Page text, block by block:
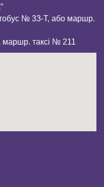
№ 33-Т, або маршр.
маршр. таксі № 211